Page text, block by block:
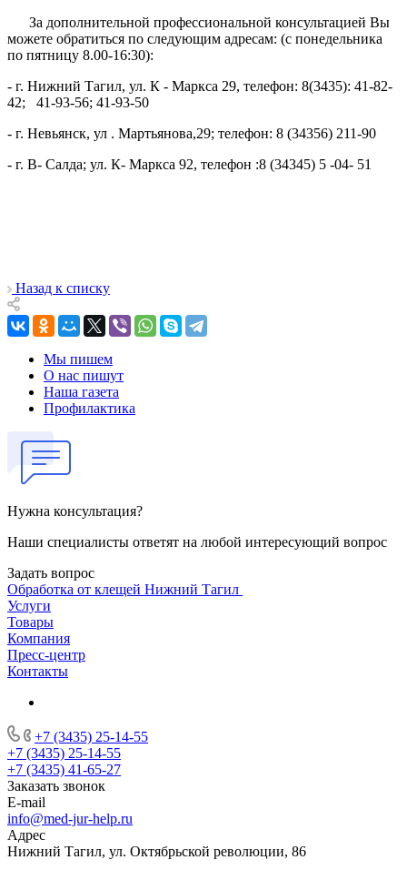
За дополнительной профессиональной консультацией Вы
можете обратиться по следующим адресам: (с понедельника
по пятницу 8.00-16:30):
- г. Нижний Тагил, ул. К - Маркса 29, телефон: 8(3435): 41-82-
42; 41-93-56; 41-93-50
- г. Невьянск, ул . Мартьянова,29; телефон: 8 (34356) 211-90
- г. В- Салда; ул. К- Маркса 92, телефон :8 (34345) 5 -04- 51
Назад к списку
Мы пишем
О нас пишут
Наша газета
Профилактика
Нужна консультация?
Наши специалисты ответят на любой интересующий вопрос
Задать вопрос
Обработка от клещей Нижний Тагил
Услуги
Товары
Компания
Пресс-центр
Контакты
+7 (3435) 25-14-55
+7 (3435) 25-14-55
+7 (3435) 41-65-27
Заказать звонок
E-mail
info@med-jur-help.ru
Адрес
Нижний Тагил, ул. Октябрьской революции, 86